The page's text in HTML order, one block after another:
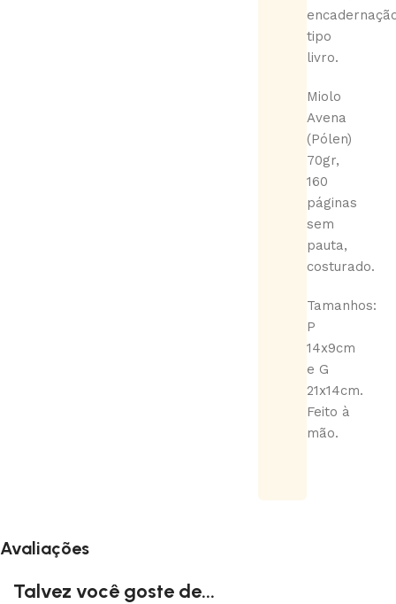
tipo
livro.
Miolo
Avena
(Pólen)
70gr,
160
páginas
sem
pauta,
costurado.
Tamanhos:
P
14x9cm
e G
21x14cm.
Feito à
mão.
Avaliações
Talvez você goste de...